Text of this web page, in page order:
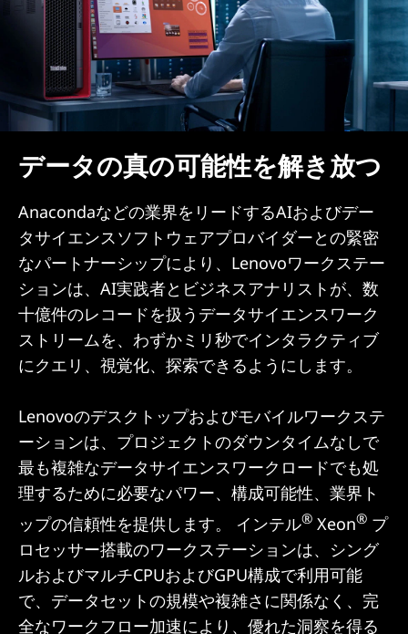
データの真の可能性を解き放つ
Anacondaなどの業界をリードするAIおよびデー
タサイエンスソフトウェアプロバイダーとの緊密
なパートナーシップにより、Lenovoワークステー
ションは、AI実践者とビジネスアナリストが、数
十億件のレコードを扱うデータサイエンスワーク
ストリームを、わずかミリ秒でインタラクティブ
にクエリ、視覚化、探索できるようにします。
Lenovoのデスクトップおよびモバイルワークステ
ーションは、プロジェクトのダウンタイムなしで
最も複雑なデータサイエンスワークロードでも処
理するために必要なパワー、構成可能性、業界ト
ップの信頼性を提供します。 インテル® Xeon® プ
ロセッサー搭載のワークステーションは、シング
ルおよびマルチCPUおよびGPU構成で利用可能
で、データセットの規模や複雑さに関係なく、完
全なワークフロー加速により、優れた洞察を得る